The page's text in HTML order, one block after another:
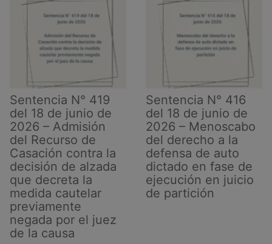
de
2026
–
Legitimidad
del
el
cobro
de
sus
honorarios
profesionales
a
la
parte
condenada
Sentencia N° 419
del 18 de junio de
2026 – Admisión
del Recurso de
Casación contra la
decisión de alzada
que decreta la
medida cautelar
previamente
negada por el juez
de la causa
Sentencia N° 416
del 18 de junio de
2026 – Menoscabo
del derecho a la
defensa de auto
dictado en fase de
ejecución en juicio
de partición